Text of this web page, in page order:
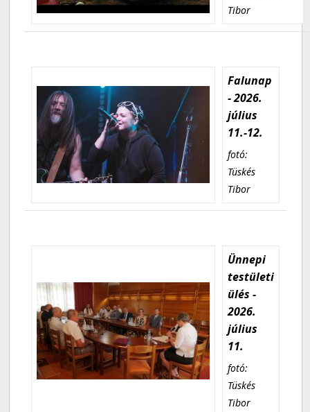
Tibor
Falunap
- 2026.
július
11.-12.
fotó:
Tüskés
Tibor
Ünnepi
testületi
ülés -
2026.
július
11.
fotó:
Tüskés
Tibor